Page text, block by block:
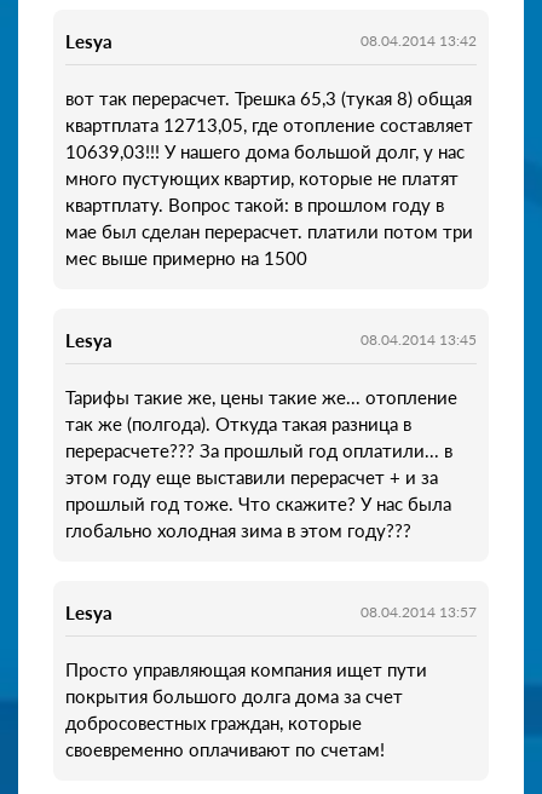
Lesya 08.04.2014 13:42
вот так перерасчет. Трешка 65,3 (тукая 8) общая
квартплата 12713,05, где отопление составляет
10639,03!!! У нашего дома большой долг, у нас
много пустующих квартир, которые не платят
квартплату. Вопрос такой: в прошлом году в
мае был сделан перерасчет. платили потом три
мес выше примерно на 1500
Lesya 08.04.2014 13:45
Тарифы такие же, цены такие же... отопление
так же (полгода). Откуда такая разница в
перерасчете??? За прошлый год оплатили... в
этом году еще выставили перерасчет + и за
прошлый год тоже. Что скажите? У нас была
глобально холодная зима в этом году???
Lesya 08.04.2014 13:57
Просто управляющая компания ищет пути
покрытия большого долга дома за счет
добросовестных граждан, которые
своевременно оплачивают по счетам!